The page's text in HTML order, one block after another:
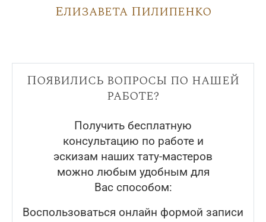
Елизавета Пилипенко
Появились вопросы по нашей
работе?
Получить бесплатную
консультацию по работе и
эскизам наших тату-мастеров
можно любым удобным для
Вас способом:
Воспользоваться онлайн формой записи